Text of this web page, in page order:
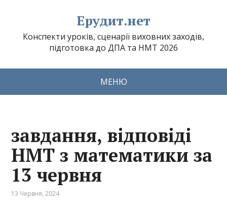
Ерудит.нет
Конспекти уроків, сценарії виховних заходів,
підготовка до ДПА та НМТ 2026
МЕНЮ
завдання, відповіді
НМТ з математики за
13 червня
13 Червня, 2024